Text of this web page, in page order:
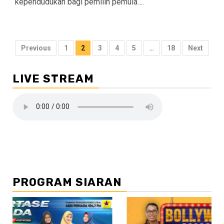
Navigasi
Previous 1 2 3 4 5 … 18 Next
LIVE STREAM
PROGRAM SIARAN